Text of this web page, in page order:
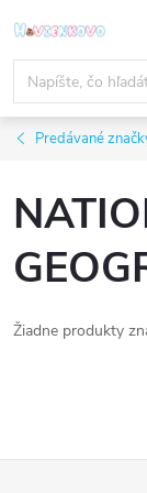
na
obsah
Predávané
Žiadne produkty